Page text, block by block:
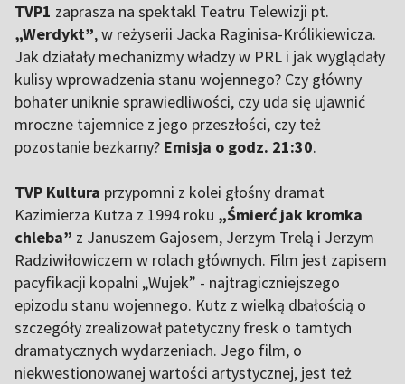
TVP1 zaprasza na spektakl Teatru Telewizji pt.
„Werdykt”, w reżyserii Jacka Raginisa-Królikiewicza.
Jak działały mechanizmy władzy w PRL i jak wyglądały
kulisy wprowadzenia stanu wojennego? Czy główny
bohater uniknie sprawiedliwości, czy uda się ujawnić
mroczne tajemnice z jego przeszłości, czy też
pozostanie bezkarny? Emisja o godz. 21:30.
TVP Kultura przypomni z kolei głośny dramat
Kazimierza Kutza z 1994 roku „Śmierć jak kromka
chleba” z Januszem Gajosem, Jerzym Trelą i Jerzym
Radziwiłowiczem w rolach głównych. Film jest zapisem
pacyfikacji kopalni „Wujek” - najtragiczniejszego
epizodu stanu wojennego. Kutz z wielką dbałością o
szczegóły zrealizował patetyczny fresk o tamtych
dramatycznych wydarzeniach. Jego film, o
niekwestionowanej wartości artystycznej, jest też